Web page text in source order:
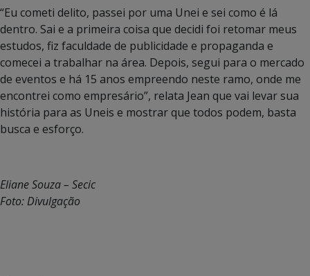
“Eu cometi delito, passei por uma Unei e sei como é lá
dentro. Sai e a primeira coisa que decidi foi retomar meus
estudos, fiz faculdade de publicidade e propaganda e
comecei a trabalhar na área. Depois, segui para o mercado
de eventos e há 15 anos empreendo neste ramo, onde me
encontrei como empresário”, relata Jean que vai levar sua
história para as Uneis e mostrar que todos podem, basta
busca e esforço.
Eliane Souza – Secic
Foto: Divulgação